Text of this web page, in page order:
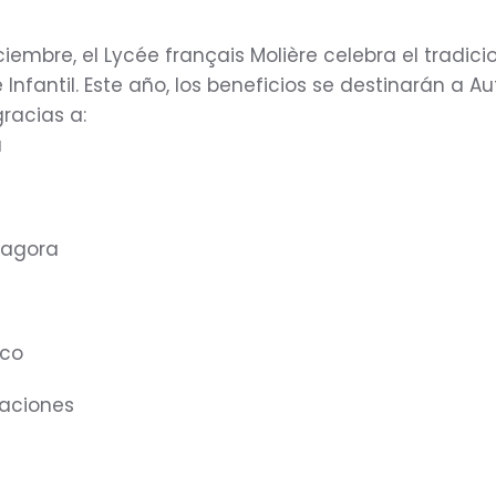
el Lycée français Molière celebra el
Este año, los beneficios se destinarán a
a: